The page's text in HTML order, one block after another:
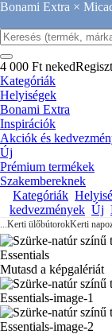
Bonami Extra ×
4 000 Ft neked
Kategóriák
Helyiségek
Bonami Extra
Inspirációk
Akciók és
Új
Prémium termékek
Szakembereknek
Kategóriák
kedvezmények Új
...Kerti ülőbútorokKerti
Mutasd a képgalériát